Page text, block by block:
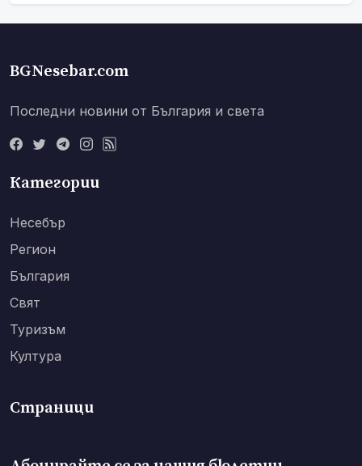
BGNesebar.com
Последни новини от България и света
Категории
Несебър
Регион
България
Свят
Туризъм
Култура
Страници